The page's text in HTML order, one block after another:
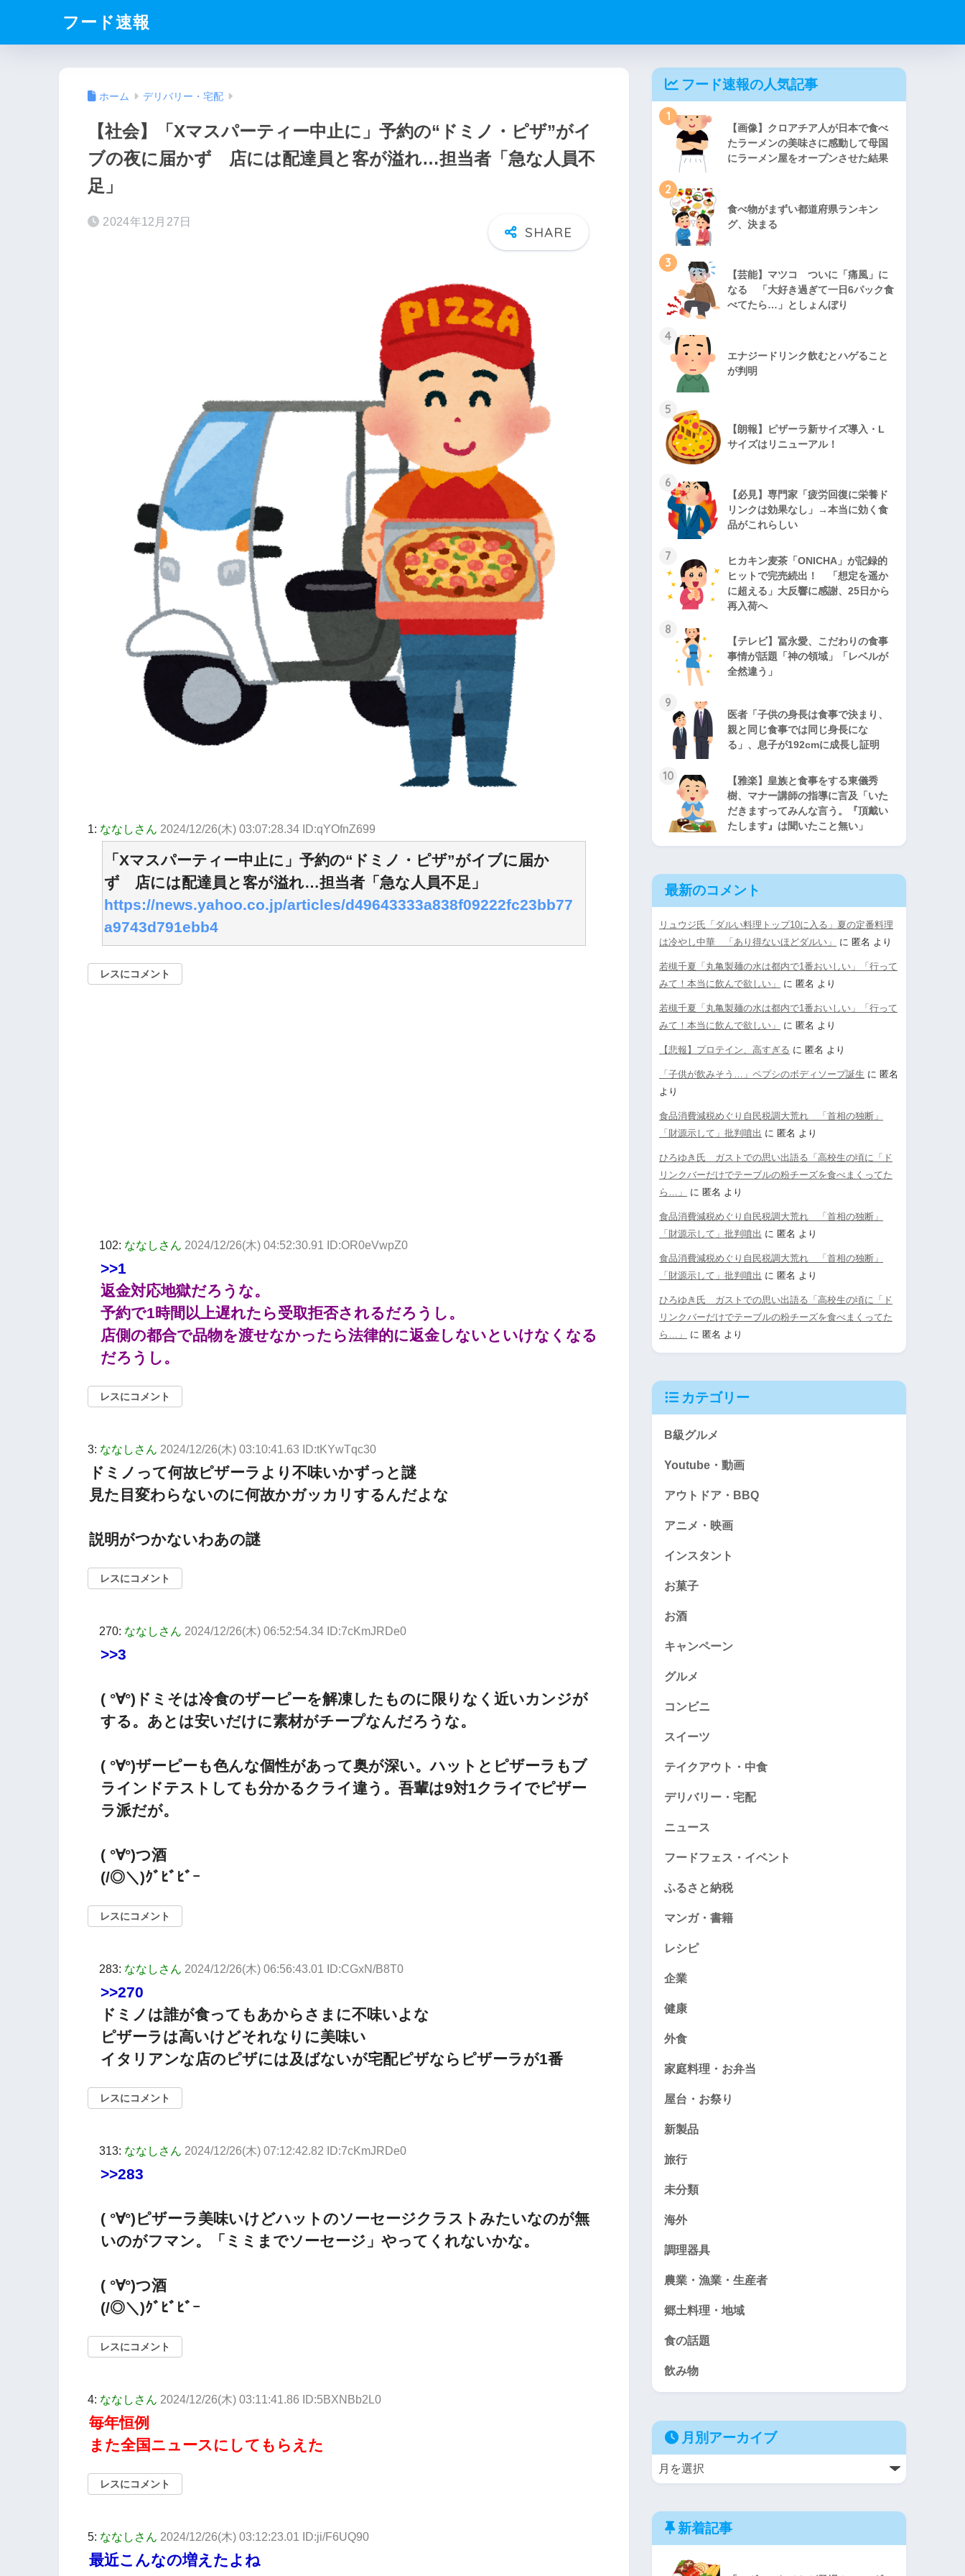
フード速報
ホーム デリバリー・宅配
【社会】「Xマスパーティー中止に」予約の“ドミノ・ピザ”がイ
ブの夜に届かず 店には配達員と客が溢れ…担当者「急な人員不
足」
2024年12月27日
1: ななしさん 2024/12/26(木) 03:07:28.34 ID:qYOfnZ699
「Xマスパーティー中止に」予約の“ドミノ・ピザ”がイブに届か
ず 店には配達員と客が溢れ…担当者「急な人員不足」
https://news.yahoo.co.jp/articles/d49643333a838f09222fc23bb77
a9743d791ebb4
レスにコメント
102: ななしさん 2024/12/26(木) 04:52:30.91 ID:OR0eVwpZ0
>>1
返金対応地獄だろうな。
予約で1時間以上遅れたら受取拒否されるだろうし。
店側の都合で品物を渡せなかったら法律的に返金しないといけなくなる
だろうし。
レスにコメント
3: ななしさん 2024/12/26(木) 03:10:41.63 ID:tKYwTqc30
ドミノって何故ピザーラより不味いかずっと謎
見た目変わらないのに何故かガッカリするんだよな
説明がつかないわあの謎
レスにコメント
270: ななしさん 2024/12/26(木) 06:52:54.34 ID:7cKmJRDe0
>>3
( °∀°)ドミそは冷食のザーピーを解凍したものに限りなく近いカンジが
する。あとは安いだけに素材がチープなんだろうな。
( °∀°)ザーピーも色んな個性があって奥が深い。ハットとピザーラもブ
ラインドテストしても分かるクライ違う。吾輩は9対1クライでピザー
ラ派だが。
( °∀°)つ酒
(/◎＼)ｸﾞﾋﾞﾋﾞｰ
レスにコメント
283: ななしさん 2024/12/26(木) 06:56:43.01 ID:CGxN/B8T0
>>270
ドミノは誰が食ってもあからさまに不味いよな
ピザーラは高いけどそれなりに美味い
イタリアンな店のピザには及ばないが宅配ピザならピザーラが1番
レスにコメント
313: ななしさん 2024/12/26(木) 07:12:42.82 ID:7cKmJRDe0
>>283
( °∀°)ピザーラ美味いけどハットのソーセージクラストみたいなのが無
いのがフマン。「ミミまでソーセージ」やってくれないかな。
( °∀°)つ酒
(/◎＼)ｸﾞﾋﾞﾋﾞｰ
レスにコメント
4: ななしさん 2024/12/26(木) 03:11:41.86 ID:5BXNBb2L0
毎年恒例
また全国ニュースにしてもらえた
レスにコメント
5: ななしさん 2024/12/26(木) 03:12:23.01 ID:ji/F6UQ90
最近こんなの増えたよね
フード速報の人気記事
1
【画像】クロアチア人が日本で食べ
たラーメンの美味さに感動して母国
にラーメン屋をオープンさせた結果
2
食べ物がまずい都道府県ランキン
グ、決まる
3
【芸能】マツコ ついに「痛風」に
なる 「大好き過ぎて一日6パック食
べてたら…」としょんぼり
4
エナジードリンク飲むとハゲること
が判明
5
【朗報】ピザーラ新サイズ導入・L
サイズはリニューアル！
6
【必見】専門家「疲労回復に栄養ド
リンクは効果なし」→本当に効く食
品がこれらしい
7
ヒカキン麦茶「ONICHA」が記録的
ヒットで完売続出！ 「想定を遥か
に超える」大反響に感謝、25日から
再入荷へ
8
【テレビ】冨永愛、こだわりの食事
事情が話題「神の領域」「レベルが
全然違う」
9
医者「子供の身長は食事で決まり、
親と同じ食事では同じ身長にな
る」、息子が192cmに成長し証明
10
【雅楽】皇族と食事をする東儀秀
樹、マナー講師の指導に言及「いた
だきますってみんな言う。『頂戴い
たします』は聞いたこと無い」
最新のコメント
リュウジ氏「ダルい料理トップ10に入る」夏の定番料理
は冷やし中華 「あり得ないほどダルい」
に 匿名 より
若槻千夏「丸亀製麺の水は都内で1番おいしい」「行って
みて！本当に飲んで欲しい」
に 匿名 より
若槻千夏「丸亀製麺の水は都内で1番おいしい」「行って
みて！本当に飲んで欲しい」
に 匿名 より
【悲報】プロテイン、高すぎる に 匿名 より
「子供が飲みそう…」ペプシのボディソープ誕生 に 匿名
より
食品消費減税めぐり自民税調大荒れ 「首相の独断」
「財源示して」批判噴出 に 匿名 より
ひろゆき氏 ガストでの思い出語る「高校生の頃に「ド
リンクバーだけでテーブルの粉チーズを食べまくってた
ら…」
に 匿名 より
食品消費減税めぐり自民税調大荒れ 「首相の独断」
「財源示して」批判噴出 に 匿名 より
食品消費減税めぐり自民税調大荒れ 「首相の独断」
「財源示して」批判噴出 に 匿名 より
ひろゆき氏 ガストでの思い出語る「高校生の頃に「ド
リンクバーだけでテーブルの粉チーズを食べまくってた
ら…」
に 匿名 より
カテゴリー
B級グルメ
Youtube・動画
アウトドア・BBQ
アニメ・映画
インスタント
お菓子
お酒
キャンペーン
グルメ
コンビニ
スイーツ
テイクアウト・中食
デリバリー・宅配
ニュース
フードフェス・イベント
ふるさと納税
マンガ・書籍
レシピ
企業
健康
外食
家庭料理・お弁当
屋台・お祭り
新製品
旅行
未分類
海外
調理器具
農業・漁業・生産者
郷土料理・地域
食の話題
飲み物
月別アーカイブ
新着記事